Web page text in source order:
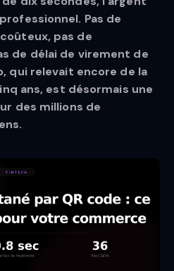
Pas de
pas de
de délai de virement de
qui relevait encore de la
ans, est désormais une
des millions de